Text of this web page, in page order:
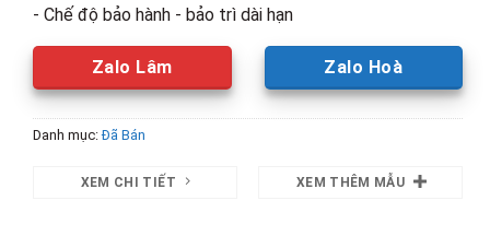
- Chế độ bảo hành - bảo trì dài hạn
Zalo Lâm Zalo Hoà
Danh mục:Đã Bán
XEM CHI TIẾT XEM THÊM MẪU